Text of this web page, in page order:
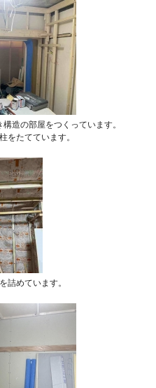
造の部屋をつくっています。
をたてています。
詰めています。